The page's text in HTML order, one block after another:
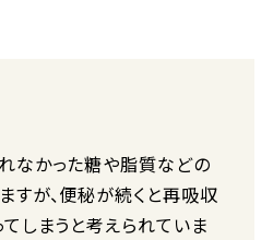
なかった糖や脂質などの
すが、便秘が続くと再吸収
しまうと考えられていま